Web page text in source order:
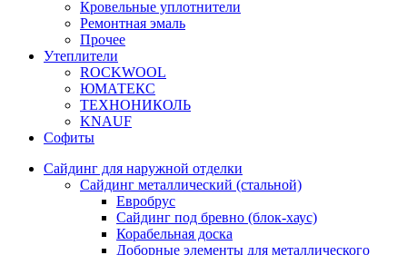
Кровельные уплотнители
Ремонтная эмаль
Прочее
Утеплители
ROCKWOOL
ЮМАТЕКС
ТЕХНОНИКОЛЬ
KNAUF
Софиты
Сайдинг для наружной отделки
Сайдинг металлический (стальной)
Евробрус
Сайдинг под бревно (блок-хаус)
Корабельная доска
Доборные элементы для металлического